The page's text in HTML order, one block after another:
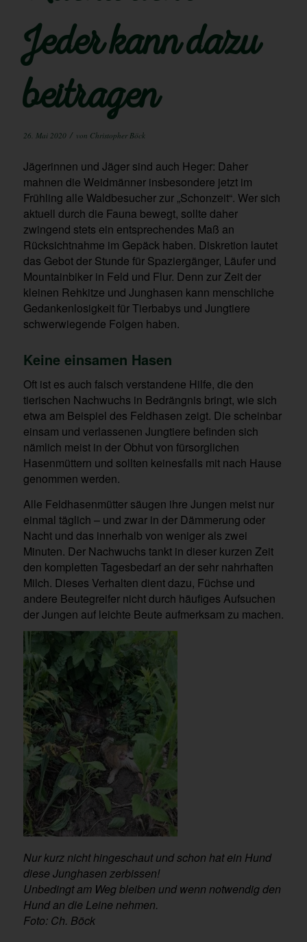
Jeder kann dazu
beitragen
26. Mai 2020 / von Christopher Böck
Jägerinnen und Jäger sind auch Heger: Daher
mahnen die Weidmänner insbesondere jetzt im
Frühling alle Waldbesucher zur „Schonzeit“. Wer sich
aktuell durch die Fauna bewegt, sollte daher
zwingend stets ein entsprechendes Maß an
Rücksichtnahme im Gepäck haben. Diskretion lautet
das Gebot der Stunde für Spaziergänger, Läufer und
Mountainbiker in Feld und Flur. Denn zur Zeit der
kleinen Rehkitze und Junghasen kann menschliche
Gedankenlosigkeit für Tierbabys und Jungtiere
schwerwiegende Folgen haben.
Keine einsamen Hasen
Oft ist es auch falsch verstandene Hilfe, die den
tierischen Nachwuchs in Bedrängnis bringt, wie sich
etwa am Beispiel des Feldhasen zeigt. Die scheinbar
einsam und verlassenen Jungtiere befinden sich
nämlich meist in der Obhut von fürsorglichen
Hasenmüttern und sollten keinesfalls mit nach Hause
genommen werden.
Alle Feldhasenmütter säugen ihre Jungen meist nur
einmal täglich – und zwar in der Dämmerung oder
Nacht und das innerhalb von weniger als zwei
Minuten. Der Nachwuchs tankt in dieser kurzen Zeit
den kompletten Tagesbedarf an der sehr nahrhaften
Milch. Dieses Verhalten dient dazu, Füchse und
andere Beutegreifer nicht durch häufiges Aufsuchen
der Jungen auf leichte Beute aufmerksam zu machen.
Nur kurz nicht hingeschaut und schon hat ein Hund
diese Junghasen zerbissen!
Unbedingt am Weg bleiben und wenn notwendig den
Hund an die Leine nehmen.
Foto: Ch. Böck